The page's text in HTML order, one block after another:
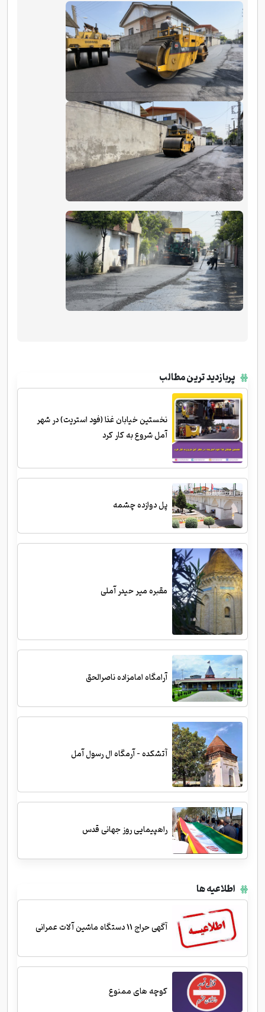
پربازدید ترین مطالب
نخستین خیابان غذا (فود استریت) در شهر
آمل شروع به کار کرد
پل دوازده چشمه
مقبره میر حیدر آملی
آرامگاه امامزاده ناصرالحق
آتشکده - آرمگاه ال رسول آمل
راهپیمایی روز جهانی قدس
اطلاعیه ها
آگهی حراج 11 دستگاه ماشین آلات عمرانی
کوچه های ممنوع